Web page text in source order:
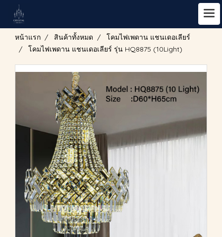
หน้าแรก สินค้าทั้งหมด
โคมไฟเพดาน แชนเดอเลียร์
โคมไฟเพดาน แชนเดอเลียร์ รุ่น HQ8875 (10Light)